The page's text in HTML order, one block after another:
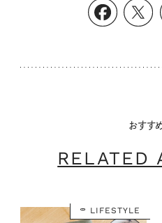
おすす
RELATED
LIFESTYLE